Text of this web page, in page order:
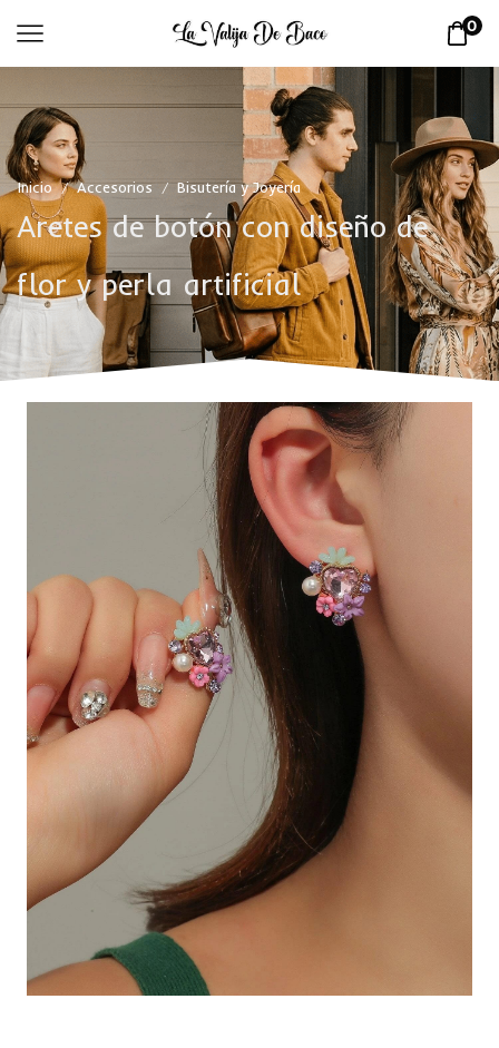
0
Inicio / Accesorios / Bisutería y Joyería
Aretes de botón con diseño de
flor y perla artificial